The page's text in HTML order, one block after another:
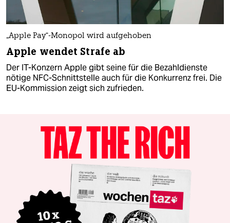
„Apple Pay“-Monopol wird aufgehoben
Apple wendet Strafe ab
Der IT-Konzern Apple gibt seine für die Bezahldienste
nötige NFC-Schnittstelle auch für die Konkurrenz frei. Die
EU-Kommission zeigt sich zufrieden.